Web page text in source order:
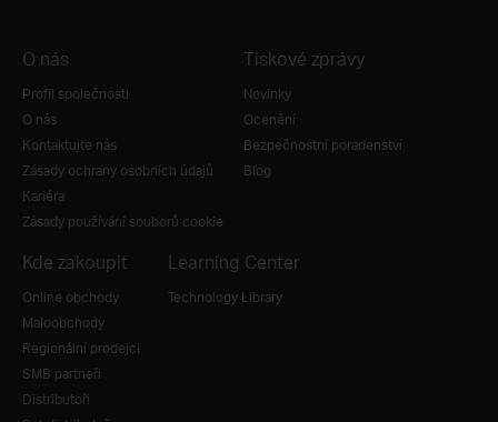
O nás
Profil společnosti
O nás
Kontaktujte nás
Zásady ochrany osobních údajů
Kariéra
Zásady používání souborů cookie
Tiskové zprávy
Novinky
Ocenění
Bezpečnostní poradenství
Blog
Kde zakoupit
Online obchody
Maloobchody
Regionální prodejci
SMB partneři
Distributoři
Learning Center
Technology Library